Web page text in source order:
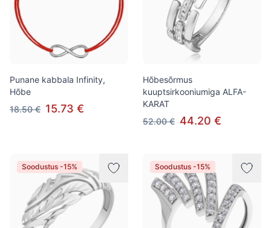
Punane kabbala Infinity,
Hõbe
18.50 € 15.73 €
Hõbesõrmus
kuuptsirkooniumiga ALFA-
KARAT
52.00 € 44.20 €
Soodustus -15% Soodustus -15%